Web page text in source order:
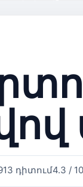
դիտում4.3 / 10